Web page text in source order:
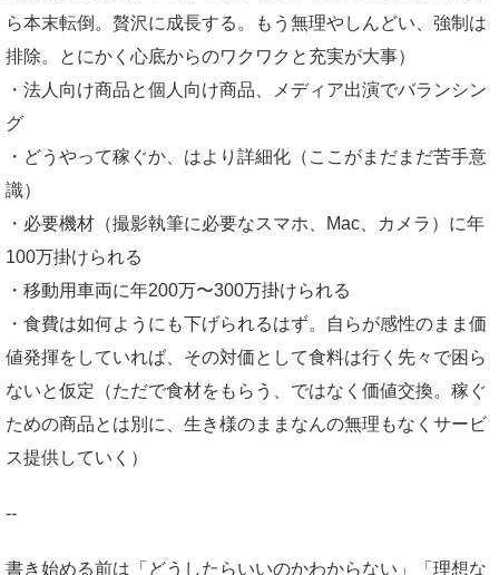
ら本末転倒。贅沢に成長する。もう無理やしんどい、強制は
排除。とにかく心底からのワクワクと充実が大事）
・法人向け商品と個人向け商品、メディア出演でバランシン
グ
・どうやって稼ぐか、はより詳細化（ここがまだまだ苦手意
識）
・必要機材（撮影執筆に必要なスマホ、Mac、カメラ）に年
100万掛けられる
・移動用車両に年200万〜300万掛けられる
・食費は如何ようにも下げられるはず。自らが感性のまま価
値発揮をしていれば、その対価として食料は行く先々で困ら
ないと仮定（ただで食材をもらう、ではなく価値交換。稼ぐ
ための商品とは別に、生き様のままなんの無理もなくサービ
ス提供していく）
‐‐
書き始める前は「どうしたらいいのかわからない」「理想な